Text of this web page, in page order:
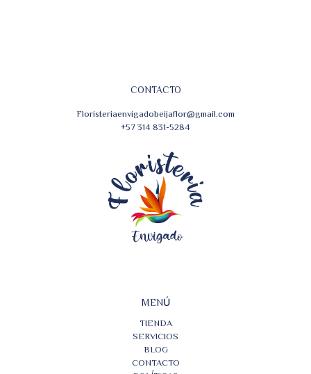
CONTACTO
Floristeriaenvigadobeijaflor@gmail.com
+57 314 831-5284
MENÚ
TIENDA
SERVICIOS
BLOG
CONTACTO